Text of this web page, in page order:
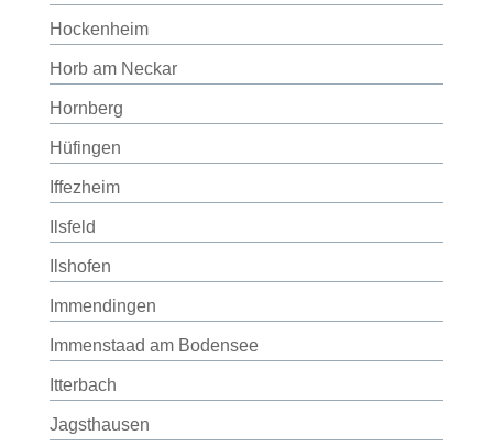
Hockenheim
Horb am Neckar
Hornberg
Hüfingen
Iffezheim
Ilsfeld
Ilshofen
Immendingen
Immenstaad am Bodensee
Itterbach
Jagsthausen